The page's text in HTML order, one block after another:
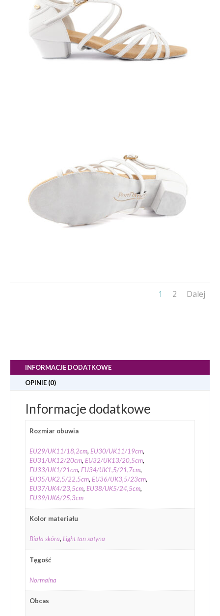
1 2 Dalej
INFORMACJE DODATKOWE
OPINIE (0)
Informacje dodatkowe
Rozmiar obuwia
EU29/UK11/18,2cm, EU30/UK11/19cm,
EU31/UK12/20cm, EU32/UK13/20,5cm,
EU33/UK1/21cm, EU34/UK1,5/21,7cm,
EU35/UK2,5/22,5cm, EU36/UK3,5/23cm,
EU37/UK4/23,5cm, EU38/UK5/24,5cm,
EU39/UK6/25,3cm
Kolor materiału
Biała skóra, Light tan satyna
Tęgość
Normalna
Obcas